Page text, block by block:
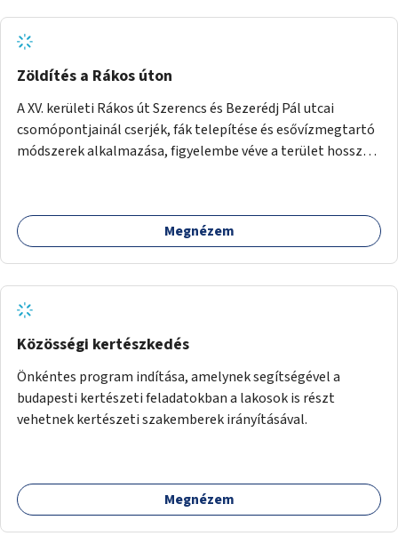
Zöldítés a Rákos úton
A XV. kerületi Rákos út Szerencs és Bezerédj Pál utcai
csomópontjainál cserjék, fák telepítése és esővízmegtartó
módszerek alkalmazása, figyelembe véve a terület hosszú
Megnézem
Közösségi kertészkedés
Önkéntes program indítása, amelynek segítségével a
budapesti kertészeti feladatokban a lakosok is részt
vehetnek kertészeti szakemberek irányításával.
Megnézem